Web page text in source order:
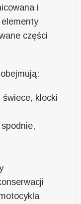
i
części
klocki